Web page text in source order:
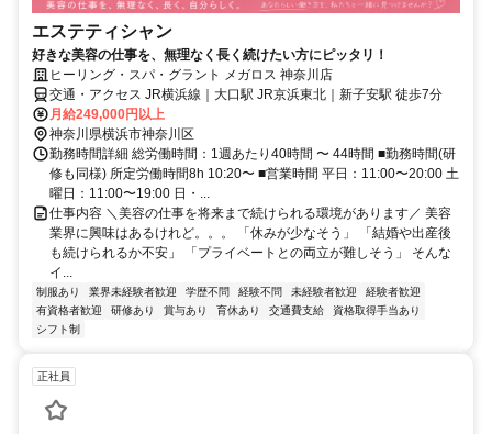
エステティシャン
好きな美容の仕事を、無理なく長く続けたい方にピッタリ！
ヒーリング・スパ・グラント メガロス 神奈川店
交通・アクセス JR横浜線｜大口駅 JR京浜東北｜新子安駅 徒歩7分
月給249,000円以上
神奈川県横浜市神奈川区
勤務時間詳細 総労働時間：1週あたり40時間 〜 44時間 ■勤務時間(研
修も同様) 所定労働時間8h 10:20〜 ■営業時間 平日：11:00〜20:00 土
曜日：11:00〜19:00 日・...
仕事内容 ＼美容の仕事を将来まで続けられる環境があります／ 美容
業界に興味はあるけれど。。。 「休みが少なそう」 「結婚や出産後
も続けられるか不安」 「プライベートとの両立が難しそう」 そんな
イ...
制服あり 業界未経験者歓迎 学歴不問 経験不問 未経験者歓迎
経験者歓迎
有資格者歓迎
研修あり 賞与あり 育休あり 交通費支給
資格取得手当あり
シフト制
正社員